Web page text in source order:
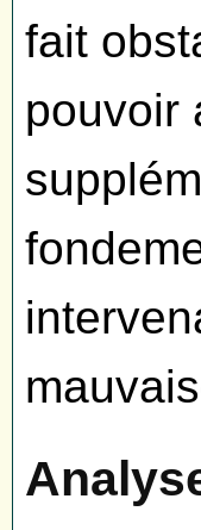
fait
pouvoir